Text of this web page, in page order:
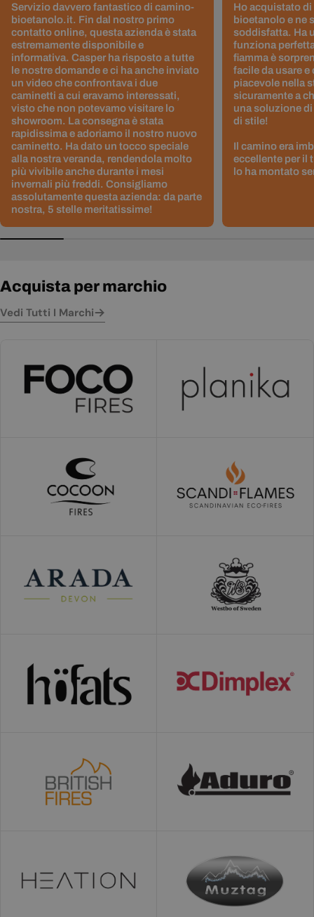
Servizio davvero fantastico di camino-
bioetanolo.it. Fin dal nostro primo
contatto online, questa azienda è stata
estremamente disponibile e
informativa. Casper ha risposto a tutte
le nostre domande e ci ha anche inviato
un video che confrontava i due
caminetti a cui eravamo interessati,
visto che non potevamo visitare lo
showroom. La consegna è stata
rapidissima e adoriamo il nostro nuovo
caminetto. Ha dato un tocco speciale
alla nostra veranda, rendendola molto
più vivibile anche durante i mesi
invernali più freddi. Consigliamo
assolutamente questa azienda: da parte
nostra, 5 stelle meritatissime!
Ho acquistato di
bioetanolo e ne
soddisfatta. Ha
funziona
fiamma è
facile da usare e
piacevole nella
sicuramente a
una soluzione
di stile!
Il camino era
eccellente per il
lo ha montato
Acquista per marchio
Vedi Tutti I Marchi